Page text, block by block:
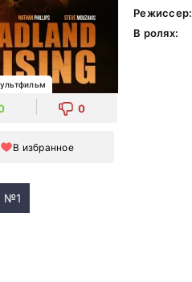
0
В избранное
Режиссер:
В ролях:
№1